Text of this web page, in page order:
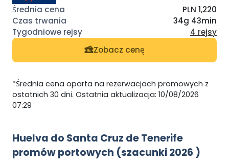
PLN 1,220
34g 43min
4 rejsy
Zobacz cenę
*Średnia cena oparta na rezerwacjach promowych z
ostatnich 30 dni. Ostatnia aktualizacja: 10/08/2026
07:29
Huelva do Santa Cruz de Tenerife
promów portowych (szacunki 2026 )